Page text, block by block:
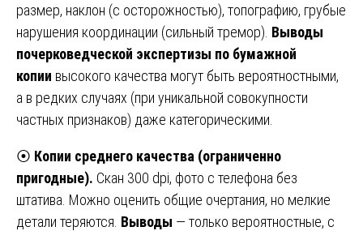
размер, наклон (с осторожностью), топографию, грубые
нарушения координации (сильный тремор). Выводы
почерковедческой экспертизы по бумажной
копии высокого качества могут быть вероятностными,
а в редких случаях (при уникальной совокупности
частных признаков) даже категорическими.
⦿ Копии среднего качества (ограниченно
пригодные). Скан 300 dpi, фото с телефона без
штатива. Можно оценить общие очертания, но мелкие
детали теряются. Выводы — только вероятностные, с